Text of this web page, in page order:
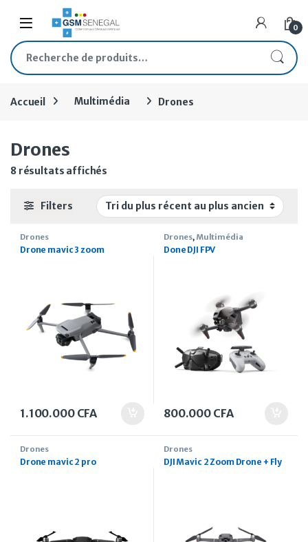
Skip to navigation
Skip to content
Open 0
Recherche pour :
Accueil Multimédia Drones
Drones
8 résultats affichés
Filters
Drones
Drone mavic 3 zoom
1.100.000 CFA
Drones, Multimédia
Done DJI FPV
800.000 CFA
Drones
Drone mavic 2 pro
Drones
DJI Mavic 2 Zoom Drone + Fly